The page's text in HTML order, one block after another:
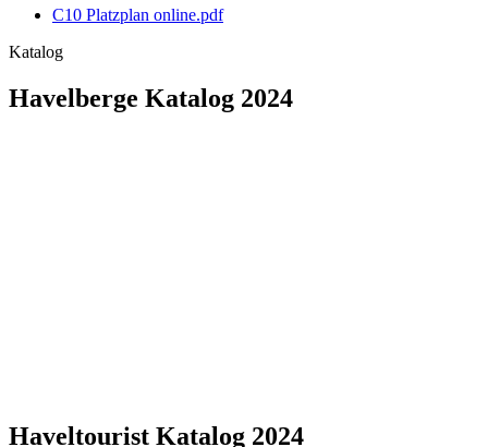
C10 Platzplan online.pdf
Katalog
Havelberge Katalog 2024
Haveltourist Katalog 2024